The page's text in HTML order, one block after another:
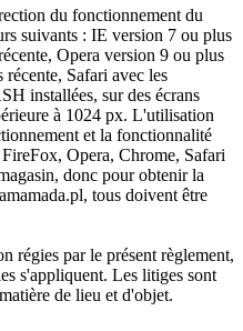
du fonctionnement du
suivants : IE version 7 ou plus
Opera version 9 ou plus
Safari avec les
installées, sur des écrans
à 1024 px. L'utilisation
et la fonctionnalité
Opera, Chrome, Safari
donc pour obtenir la
tous doivent être
régies par le présent règlement,
s'appliquent. Les litiges sont
de lieu et d'objet.